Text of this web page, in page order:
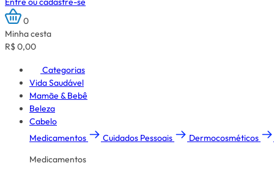
0
Minha cesta
R$ 0,00
Categorias
Vida Saudável
Mamãe & Bebê
Beleza
Cabelo
Medicamentos
Cuidados Pessoais Dermocosméticos
Medicamentos